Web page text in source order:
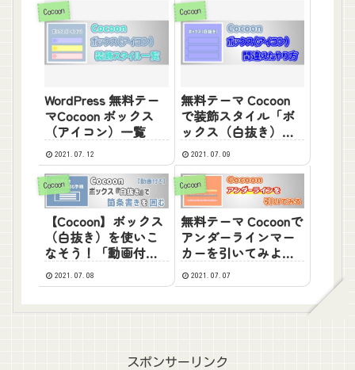
Cocoon
WordPress 無料テー
マCocoon ボックス
（アイコン）一覧
2021.07.12
Cocoon
無料テーマ Cocoon
で装飾スタイル「ボ
ックス（白抜き）」
間違ったやり方【箇
条書き編】
2021.07.09
Cocoon
【Cocoon】ボックス
（白抜き）を使いこ
なそう！「動画付
き」
2021.07.08
Cocoon
無料テーマ Cocoonで
アンダーラインマー
カーを引いてみよー
【文字装飾】
2021.07.07
スポンサーリンク